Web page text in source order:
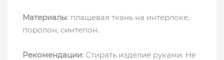
Материалы: плащевая ткань на интерлоке,
поролон, синтепон.
Рекомендации: Стирать изделие руками. Не